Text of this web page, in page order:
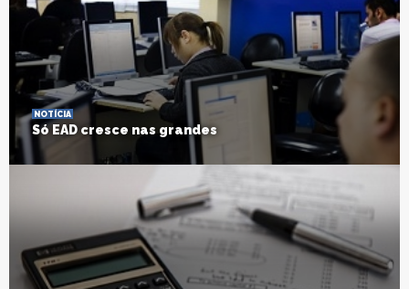
NOTÍCIA
Só EAD cresce nas grandes